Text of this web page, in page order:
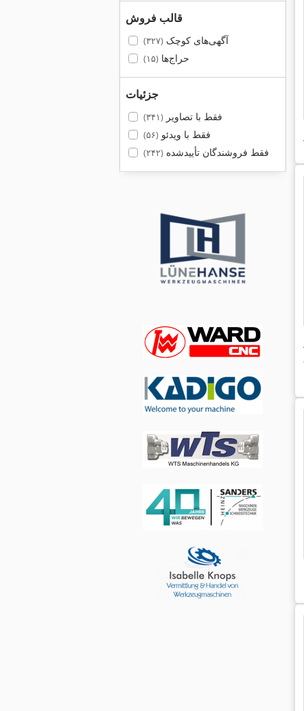
قالب فروش
آگهی‌های کوچک(۳۲۷)
حراج‌ها(۱۵)
جزئیات
فقط با تصاویر(۳۴۱)
فقط با ویدئو(۵۶)
فقط فروشندگان تأییدشده(۲۴۲)